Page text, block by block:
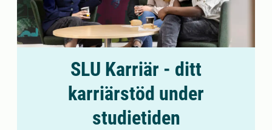
SLU Karriär - ditt
karriärstöd under
studietiden